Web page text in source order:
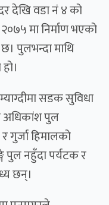
देखि वडा नं ४ को
मा निर्माण भएको
पुलभन्दा माथि
सडक सुविधा
अधिकांश पुल
गुर्जा हिमालको
पुल नहुँदा पर्यटक र
छन्।